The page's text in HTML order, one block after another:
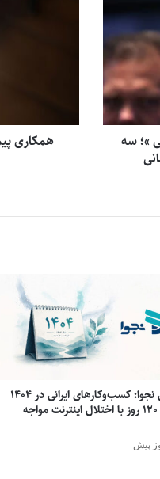
»؛ سه
همکاری
گزارش نجوا: کسب‌وکارهای ایرانی در ۱۴۰۴
حدود ۱۲۰ روز با اختلال اینترنت مواجه